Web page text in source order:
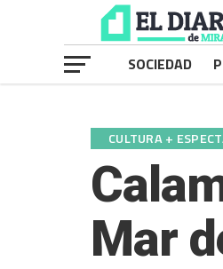
SOCIEDAD
CULTURA +
Mar